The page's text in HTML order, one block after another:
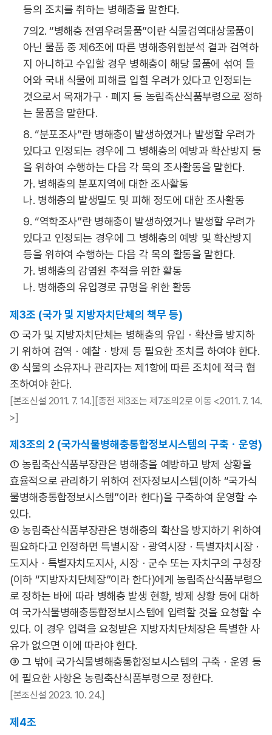
등의 조치를 취하는 병해충을 말한다.
7의2. “병해충 전염우려물품”이란 식물검역대상물품이
아닌 물품 중 제6조에 따른 병해충위험분석 결과 검역하
지 아니하고 수입할 경우 병해충이 해당 물품에 섞여 들
어와 국내 식물에 피해를 입힐 우려가 있다고 인정되는
것으로서 목재가구ㆍ폐지 등 농림축산식품부령으로 정하
는 물품을 말한다.
8. “분포조사”란 병해충이 발생하였거나 발생할 우려가
있다고 인정되는 경우에 그 병해충의 예방과 확산방지 등
을 위하여 수행하는 다음 각 목의 조사활동을 말한다.
가. 병해충의 분포지역에 대한 조사활동
나. 병해충의 발생밀도 및 피해 정도에 대한 조사활동
9. “역학조사”란 병해충이 발생하였거나 발생할 우려가
있다고 인정되는 경우에 그 병해충의 예방 및 확산방지
등을 위하여 수행하는 다음 각 목의 활동을 말한다.
가. 병해충의 감염원 추적을 위한 활동
나. 병해충의 유입경로 규명을 위한 활동
제3조 (국가 및 지방자치단체의 책무 등)
① 국가 및 지방자치단체는 병해충의 유입ㆍ확산을 방지하
기 위하여 검역ㆍ예찰ㆍ방제 등 필요한 조치를 하여야 한다.
② 식물의 소유자나 관리자는 제1항에 따른 조치에 적극 협
조하여야 한다.
[본조신설 2011. 7. 14.][종전 제3조는 제7조의2로 이동 <2011. 7. 14.
>]
제3조의 2 (국가식물병해충통합정보시스템의 구축ㆍ운영)
① 농림축산식품부장관은 병해충을 예방하고 방제 상황을
효율적으로 관리하기 위하여 전자정보시스템(이하 “국가식
물병해충통합정보시스템”이라 한다)을 구축하여 운영할 수
있다.
② 농림축산식품부장관은 병해충의 확산을 방지하기 위하여
필요하다고 인정하면 특별시장ㆍ광역시장ㆍ특별자치시장ㆍ
도지사ㆍ특별자치도지사, 시장ㆍ군수 또는 자치구의 구청장
(이하 “지방자치단체장”이라 한다)에게 농림축산식품부령으
로 정하는 바에 따라 병해충 발생 현황, 방제 상황 등에 대하
여 국가식물병해충통합정보시스템에 입력할 것을 요청할 수
있다. 이 경우 입력을 요청받은 지방자치단체장은 특별한 사
유가 없으면 이에 따라야 한다.
③ 그 밖에 국가식물병해충통합정보시스템의 구축ㆍ운영 등
에 필요한 사항은 농림축산식품부령으로 정한다.
[본조신설 2023. 10. 24.]
제4조